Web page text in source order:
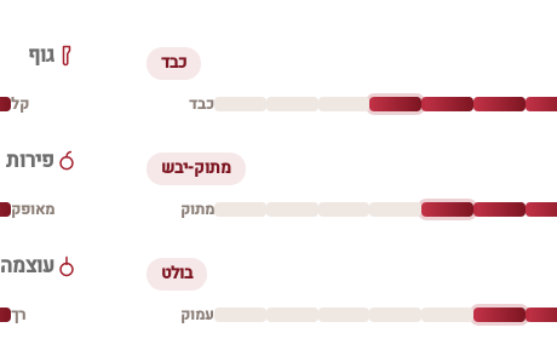
כבד
כבד
גוף
קל
מתוק-יבש
מתוק
פירות
מאופק
בולט
עמוק
עוצמה
רך